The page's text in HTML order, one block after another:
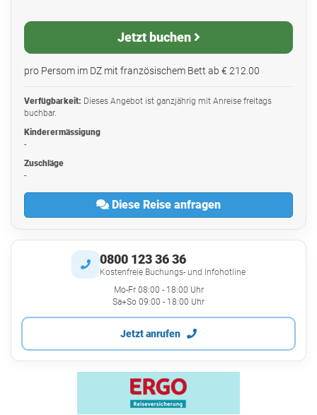
Jetzt buchen
pro Persom im DZ mit französischem Bett ab € 212.00
Verfügbarkeit: Dieses Angebot ist ganzjährig mit Anreise freitags
buchbar.
Kinderermässigung
-
Zuschläge
-
Diese Reise anfragen
0800 123 36 36
Kostenfreie Buchungs- und Infohotline
Mo-Fr 08:00 - 18:00 Uhr
Sa+So 09:00 - 18:00 Uhr
Jetzt anrufen